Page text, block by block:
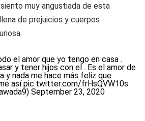
muy angustiada de esta
de prejuicios y cuerpos
el amor que yo tengo en casa .
y tener hijos con el . Es el amor de
y nada me hace más feliz que
asípic.twitter.com/frHsQVW10s
September 23, 2020